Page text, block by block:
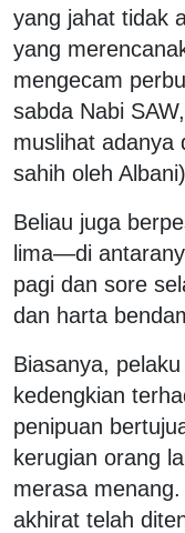
yang jahat tidak
yang
mengecam
sabda Nabi
muslihat adanya
sahih oleh
Beliau juga
lima—di
pagi dan sore
dan harta
Biasanya,
kedengkian
penipuan
kerugian orang
merasa
akhirat telah